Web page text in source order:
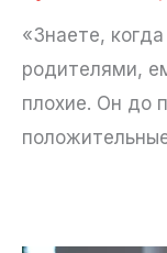
«Знаете,
родителями,
плохие. Он до